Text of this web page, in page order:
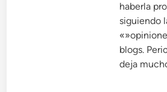
haberla
siguiendo
blogs.
deja